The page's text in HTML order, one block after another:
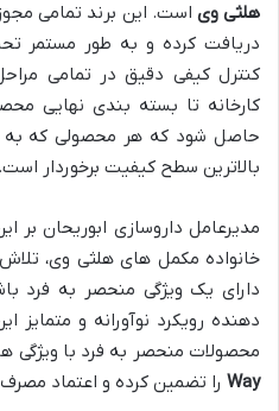
هلثی وی است. این برند تمامی
دریافت کرده و به طور مستمر
کنترل کیفی دقیق در تمامی
کارخانه تا بسته بندی نهایی
حاصل شود که هر محصولی که
بالاترین سطح کیفیت برخوردار است.
مدیرعامل داروسازی ابوریحان بر
خانواده مکمل های هلثی وی،
دارای یک ویژگی منحصر به فرد
دهنده رویکرد نوآورانه و متمایز
محصولات منحصر به فرد با ویژگی
Way را تضمین کرده و اعتماد